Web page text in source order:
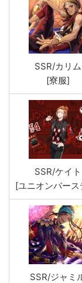
SSR/カリム
[寮服]
SSR/ケイト
[ユニオンバース
SSR/ジャミ